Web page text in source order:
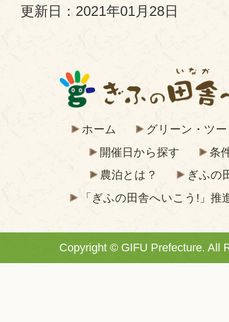
更新日：2021年01月28日
ホーム
グリーン・ツ
開催日から探す
条
農泊とは？
ぎふの
「ぎふの田舎へいこう!」推
Copyright © GIFU Prefecture. All